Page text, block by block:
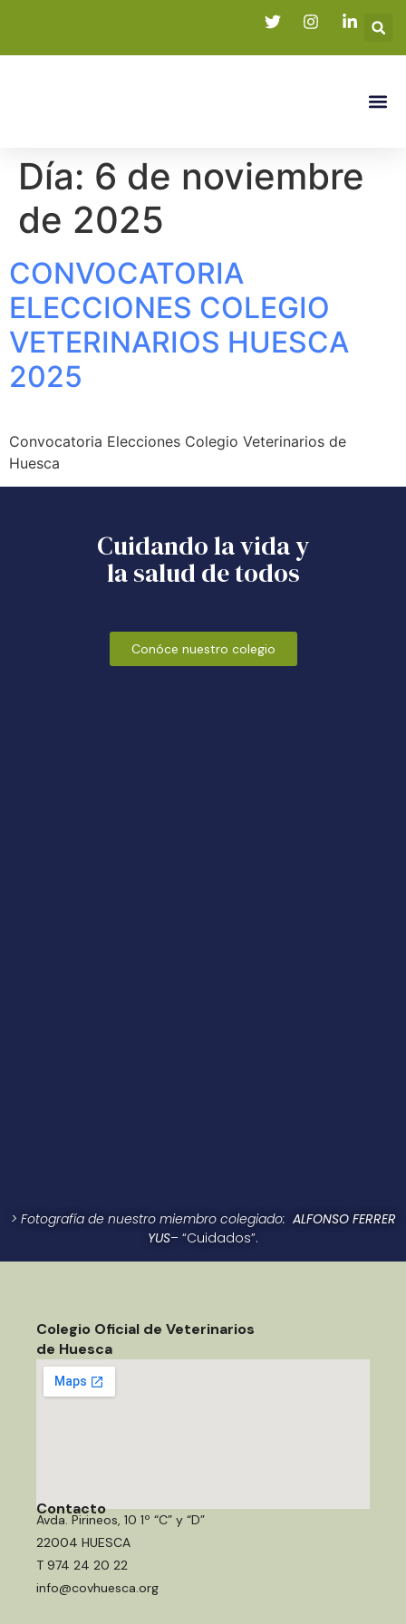
Día: 6 de noviembre
de 2025
CONVOCATORIA
ELECCIONES COLEGIO
VETERINARIOS HUESCA
2025
Convocatoria Elecciones Colegio Veterinarios de
Huesca
Cuidando la vida y
la salud de todos
Conóce nuestro colegio
> Fotografía de nuestro miembro colegiado: ALFONSO FERRER
YUS– “Cuidados”.
Colegio Oficial de Veterinarios
de Huesca
Contacto
Avda. Pirineos, 10 1º “C” y “D”
22004 HUESCA
T 974 24 20 22
info@covhuesca.org